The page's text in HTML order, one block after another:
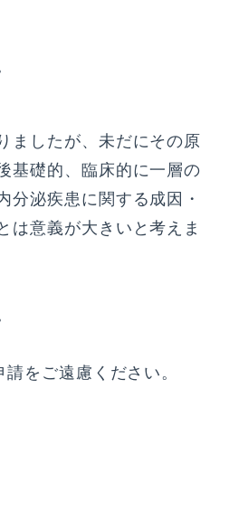
ましたが、未だにその原
基礎的、臨床的に一層の
分泌疾患に関する成因・
は意義が大きいと考えま
をご遠慮ください。